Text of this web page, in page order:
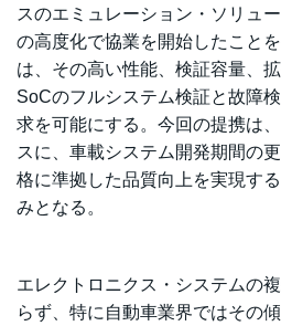
スのエミュレーション・ソリュ
の高度化で協業を開始したこと
は、その高い性能、検証容量、
SoCのフルシステム検証と故障
求を可能にする。今回の提携は
スに、車載システム開発期間の
格に準拠した品質向上を実現す
みとなる。
エレクトロニクス・システムの
らず、特に自動車業界ではその